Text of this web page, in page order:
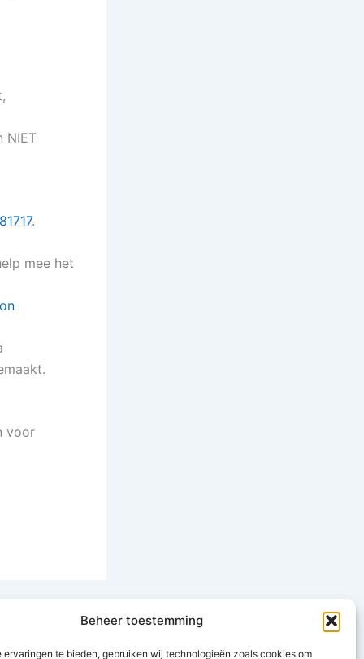
Beheer toestemming
ervaringen te bieden, gebruiken wij technologieën zoals cookies om
NIET
.
mee het
voor
VOLGENDE